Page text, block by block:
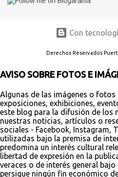
Con
Derechos Reservados
AVISO SOBRE FOTOS E
Algunas de las imágenes o fotos
exposiciones, exhibiciones,
este blog para la difusión de los
nuestras noticias, artículos o
sociales - Facebook, Instagram,
utilizadas bajo la premisa de
predomina un interés cultural
libertad de expresión en la
veraces o de interés general
persigue ningún fin económico